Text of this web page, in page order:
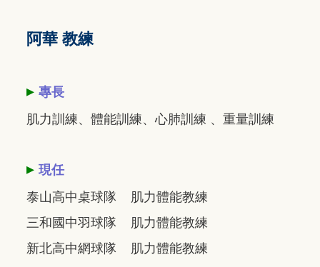
阿華 教練
▸ 專長
肌力訓練、體能訓練、心肺訓練 、重量訓練
▸ 現任
泰山高中桌球隊 肌力體能教練
三和國中羽球隊 肌力體能教練
新北高中網球隊 肌力體能教練